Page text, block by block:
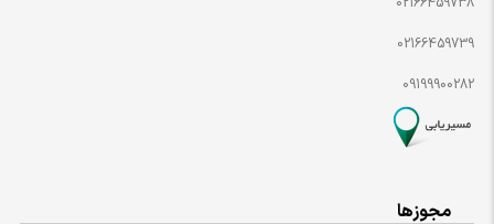
02166459739
09199900282
مجوزها